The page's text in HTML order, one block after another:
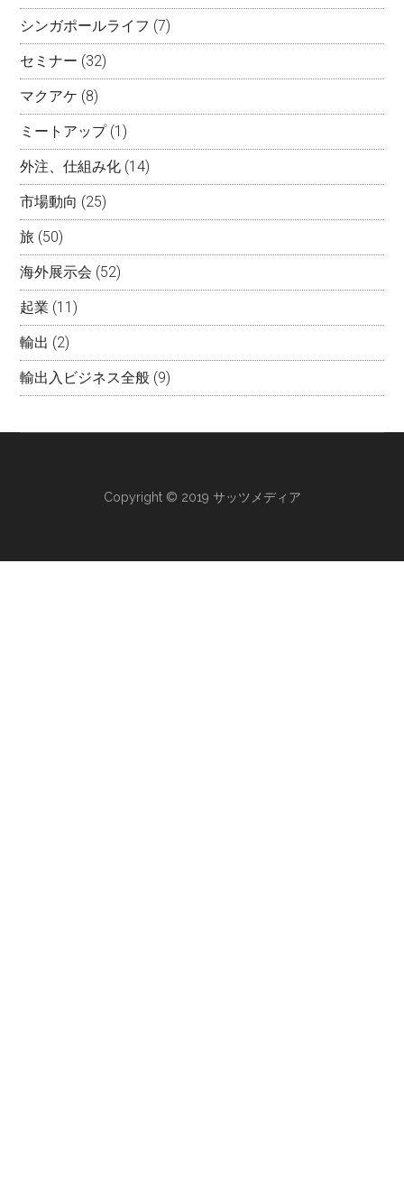
シンガポールライフ (7)
セミナー (32)
マクアケ (8)
ミートアップ(1)
外注、仕組み化 (14)
市場動向 (25)
旅 (50)
海外展示会 (52)
起業 (11)
輸出 (2)
輸出入ビジネス全般 (9)
Copyright © 2019 サッツメディア